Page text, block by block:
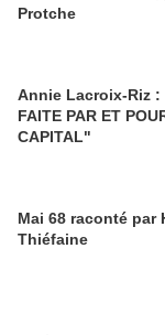
Protche
Annie Lacroix-Riz :
FAITE PAR ET
CAPITAL"
Mai 68 raconté par
Thiéfaine